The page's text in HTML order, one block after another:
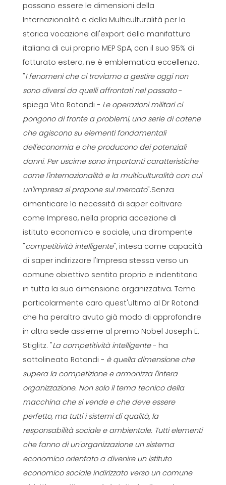
possano essere le dimensioni della
Internazionalità e della Multiculturalità per la
storica vocazione all'export della manifattura
italiana di cui proprio MEP SpA, con il suo 95% di
fatturato estero, ne è emblematica eccellenza.
"I fenomeni che ci troviamo a gestire oggi non
sono diversi da quelli affrontati nel passato-
spiega Vito Rotondi - Le operazioni militari ci
pongono di fronte a problemi, una serie di catene
che agiscono su elementi fondamentali
dell'economia e che producono dei potenziali
danni. Per uscirne sono importanti caratteristiche
come l'internazionalità e la multiculturalità con cui
un'impresa si propone sul mercato".Senza
dimenticare la necessità di saper coltivare
come Impresa, nella propria accezione di
istituto economico e sociale, una dirompente
"competitività intelligente", intesa come capacità
di saper indirizzare l'Impresa stessa verso un
comune obiettivo sentito proprio e indentitario
in tutta la sua dimensione organizzativa. Tema
particolarmente caro quest'ultimo al Dr Rotondi
che ha peraltro avuto già modo di approfondire
in altra sede assieme al premo Nobel Joseph E.
Stiglitz. "La competitività intelligente- ha
sottolineato Rotondi - è quella dimensione che
supera la competizione e armonizza l'intera
organizzazione. Non solo il tema tecnico della
macchina che si vende e che deve essere
perfetto, ma tutti i sistemi di qualità, la
responsabilità sociale e ambientale. Tutti elementi
che fanno di un'organizzazione un sistema
economico orientato a divenire un istituto
economico sociale indirizzato verso un comune